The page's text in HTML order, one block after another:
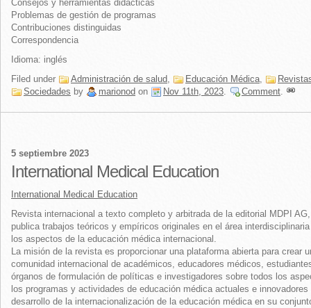
Consejos y herramientas didácticas
Problemas de gestión de programas
Contribuciones distinguidas
Correspondencia
Idioma: inglés
Filed under
Administración de salud, Educación Médica,
Sociedades by marionod on Nov 11th, 2023. Comment.
5 septiembre 2023
International Medical Education
International Medical Education
Revista internacional a texto completo y arbitrada de la editorial MDPI
publica trabajos teóricos y empíricos originales en el área
los aspectos de la educación médica internacional.
La misión de la revista es proporcionar una plataforma abierta para crear
comunidad internacional de académicos, educadores médicos,
órganos de formulación de políticas e investigadores sobre todos los
los programas y actividades de educación médica actuales e innovadores
desarrollo de la internacionalización de la educación médica en su